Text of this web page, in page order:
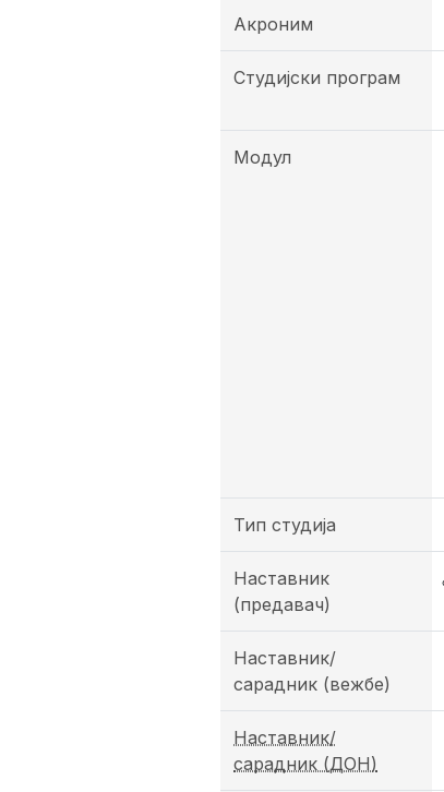
Акроним
Студијски програм
Модул
Тип студија
Наставник
(предавач)
Наставник/
сарадник (вежбе)
Наставник/
сарадник (ДОН)